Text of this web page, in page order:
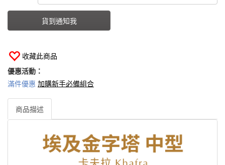
貨到通知我
收藏此商品
優惠活動：
滿件優惠 加購新手必備組合
商品描述